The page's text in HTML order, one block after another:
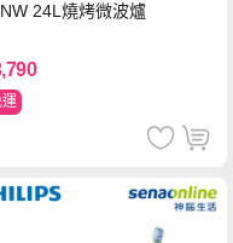
24L燒烤微波爐
運